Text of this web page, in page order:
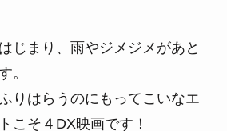
じまり、雨やジメジメがあと
。
りはらうのにもってこいなエ
こそ４DX映画です！